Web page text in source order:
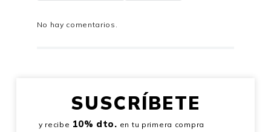
No hay comentarios.
SUSCRÍBETE
y recibe 10% dto. en tu primera compra